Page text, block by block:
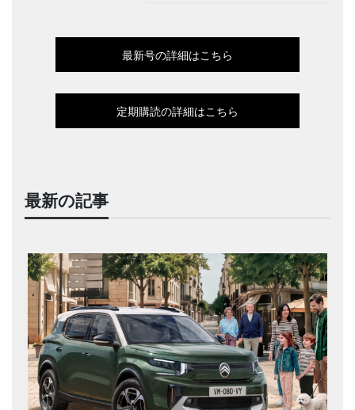
最新号の詳細はこちら
定期購読の詳細はこちら
最新の記事